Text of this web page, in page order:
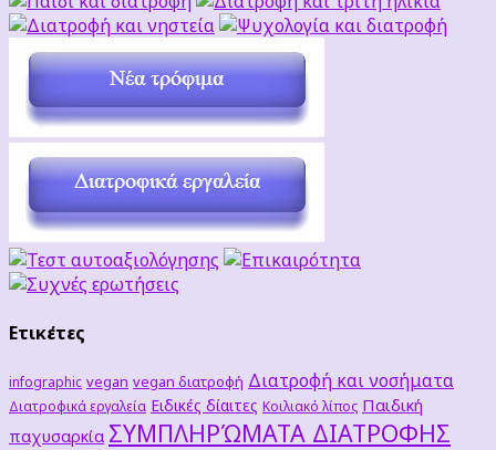
Ετικέτες
infographic vegan vegan διατροφή Διατροφή και νοσήματα
Διατροφικά εργαλεία Ειδικές δίαιτες Κοιλιακό λίπος Παιδική
παχυσαρκία ΣΥΜΠΛΗΡΏΜΑΤΑ ΔΙΑΤΡΟΦΗΣ